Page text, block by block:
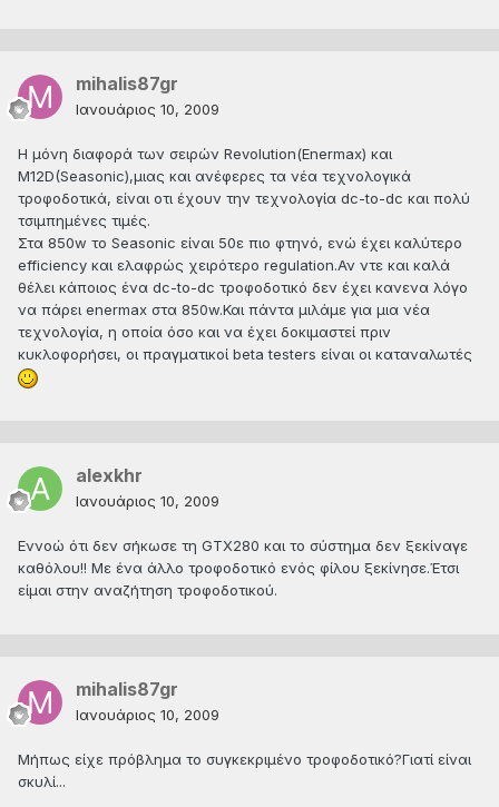
mihalis87gr
Ιανουάριος 10, 2009
Η μόνη διαφορά των σειρών Revolution(Enermax) και
M12D(Seasonic),μιας και ανέφερες τα νέα τεχνολογικά
τροφοδοτικά, είναι οτι έχουν την τεχνολογία dc-to-dc και πολύ
τσιμπημένες τιμές.
Στα 850w το Seasonic είναι 50ε πιο φτηνό, ενώ έχει καλύτερο
efficiency και ελαφρώς χειρότερο regulation.Αν ντε και καλά
θέλει κάποιος ένα dc-to-dc τροφοδοτικό δεν έχει κανενα λόγο
να πάρει enermax στα 850w.Και πάντα μιλάμε για μια νέα
τεχνολογία, η οποία όσο και να έχει δοκιμαστεί πριν
κυκλοφορήσει, οι πραγματικοί beta testers είναι οι καταναλωτές
alexkhr
Ιανουάριος 10, 2009
Εννοώ ότι δεν σήκωσε τη GTX280 και το σύστημα δεν ξεκίναγε
καθόλου!! Με ένα άλλο τροφοδοτικό ενός φίλου ξεκίνησε.Έτσι
είμαι στην αναζήτηση τροφοδοτικού.
mihalis87gr
Ιανουάριος 10, 2009
Mήπως είχε πρόβλημα το συγκεκριμένο τροφοδοτικό?Γιατί είναι
σκυλί...